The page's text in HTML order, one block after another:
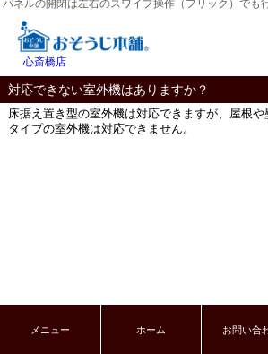
パネルの開閉は左右のスワイプ操作（フリック）でも
心斎橋店
対応できない室外機はありますか？
床据え置き型の室外機は対応できますが、屋根
タイプの室外機は対応できません。
メニュー ホーム お問い合